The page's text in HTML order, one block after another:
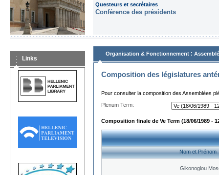
Questeurs et secrétaires
Conférence des présidents
Links
Organisation & Fonctionnement :
Composition des législatures
Pour consulter la composition des Assemblées
Plenum Term:
Composition finale de Ve Term (18/06/1989 -
Nom et Prénom
Gikonoglou